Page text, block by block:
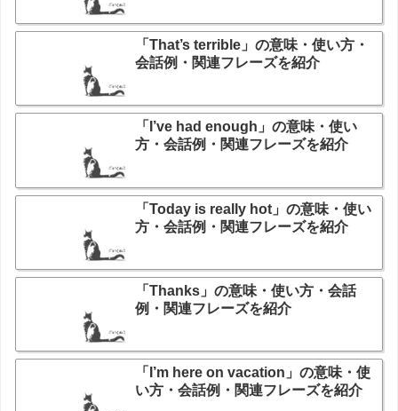
「That’s terrible」の意味・使い方・
会話例・関連フレーズを紹介
「I’ve had enough」の意味・使い
方・会話例・関連フレーズを紹介
「Today is really hot」の意味・使い
方・会話例・関連フレーズを紹介
「Thanks」の意味・使い方・会話
例・関連フレーズを紹介
「I’m here on vacation」の意味・使
い方・会話例・関連フレーズを紹介